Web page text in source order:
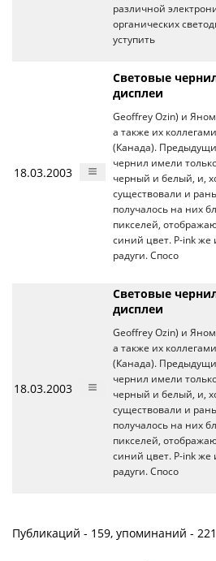
различной
органических
уступить
18.03.2003
Световые
дисплеи
Geoffrey Ozin) и
а также их
(Канада).
чернил имели
черный и белый, и,
существовали и
получалось на них
пикселей,
синий цвет. P-ink же
радуги. Спосо
18.03.2003
Световые
дисплеи
Geoffrey Ozin) и
а также их
(Канада).
чернил имели
черный и белый, и,
существовали и
получалось на них
пикселей,
синий цвет. P-ink же
радуги. Спосо
Публикаций - 159, упоминаний - 221